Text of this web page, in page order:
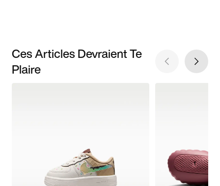
Ces Articles Devraient Te
Plaire